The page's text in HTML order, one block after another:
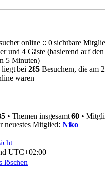
online :: 0 sichtbare
und 4 Gäste (basierend auf
5 Minuten)
liegt bei 285 Besuchern, die am
waren.
• Themen insgesamt 60 •
neuestes Mitglied: Niko
UTC+02:00
löschen